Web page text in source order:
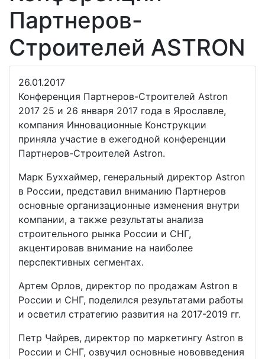
Партнеров-
Строителей ASTRON
26.01.2017
Конференция Партнеров-Строителей Astron
2017 25 и 26 января 2017 года в Ярославле,
компания Инновационные Конструкции
приняла участие в ежегодной конференции
Партнеров-Строителей Astron.
Марк Буххаймер, генеральный директор Astron
в России, представил вниманию Партнеров
основные организационные изменения внутри
компании, а также результаты анализа
строительного рынка России и СНГ,
акцентировав внимание на наиболее
перспективных сегментах.
Артем Орлов, директор по продажам Astron в
России и СНГ, поделился результатами работы
и осветил стратегию развития на 2017-2019 гг.
Петр Чайрев, директор по маркетингу Astron в
России и СНГ, озвучил основные нововведения